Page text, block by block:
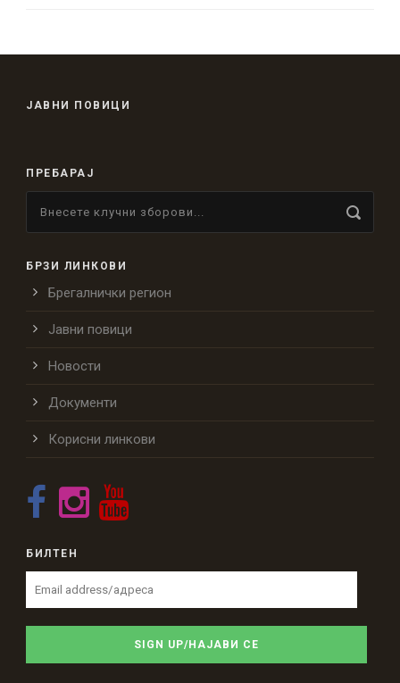
ЈАВНИ ПОВИЦИ
ПРЕБАРАЈ
БРЗИ ЛИНКОВИ
Брегалнички регион
Јавни повици
Новости
Документи
Корисни линкови
БИЛТЕН